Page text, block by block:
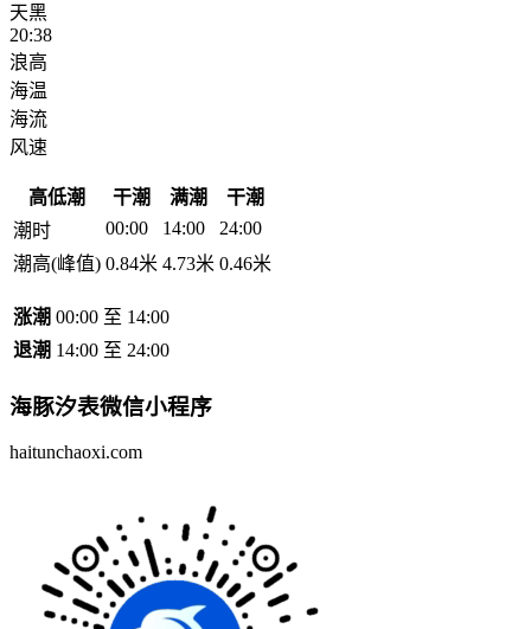
天黑
20:38
浪高
海温
海流
风速
高低潮 干潮 满潮
干潮
潮时
00:00 14:00
24:00
潮高(峰值) 0.84米 4.73米 0.46米
涨潮 00:00 至 14:00
退潮 14:00 至 24:00
海豚汐表微信小程序
haitunchaoxi.com